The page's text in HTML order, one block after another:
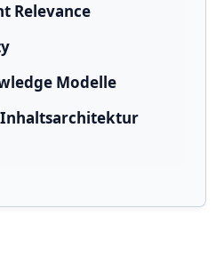
Relevance
Modelle